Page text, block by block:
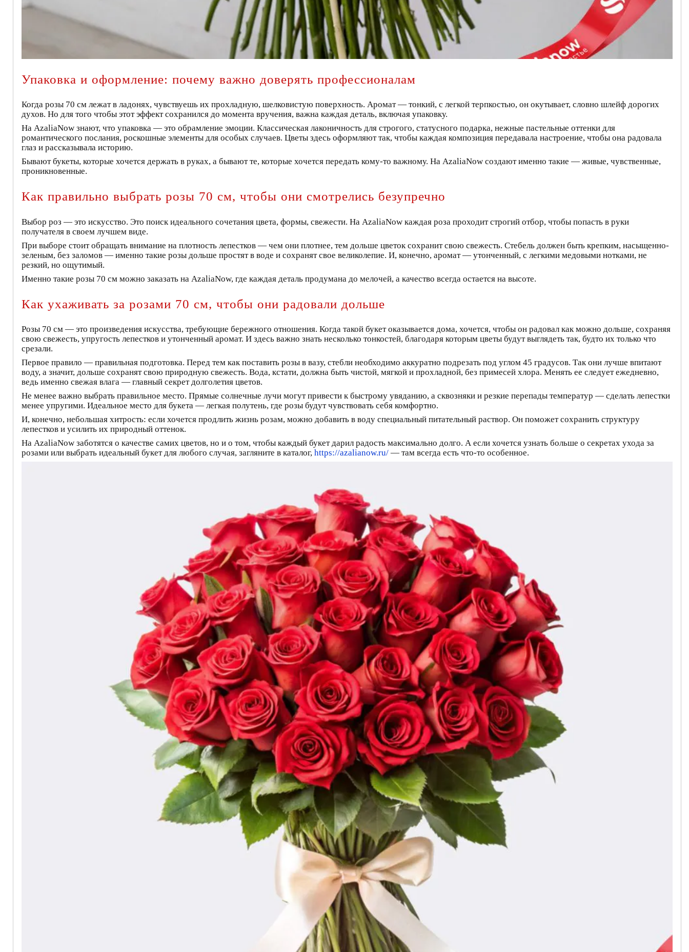
Упаковка и оформление: почему важно доверять профессионалам
Когда розы 70 см лежат в ладонях, чувствуешь их прохладную, шелковистую поверхность. Аромат — тонкий, с легкой терпкостью, он окутывает, словно шлейф дорогих
духов. Но для того чтобы этот эффект сохранился до момента вручения, важна каждая деталь, включая упаковку.
На AzaliaNow знают, что упаковка — это обрамление эмоции. Классическая лаконичность для строгого, статусного подарка, нежные пастельные оттенки для
романтического послания, роскошные элементы для особых случаев. Цветы здесь оформляют так, чтобы каждая композиция передавала настроение, чтобы она радовала
глаз и рассказывала историю.
Бывают букеты, которые хочется держать в руках, а бывают те, которые хочется передать кому-то важному. На AzaliaNow создают именно такие — живые, чувственные,
проникновенные.
Как правильно выбрать розы 70 см, чтобы они смотрелись безупречно
Выбор роз — это искусство. Это поиск идеального сочетания цвета, формы, свежести. На AzaliaNow каждая роза проходит строгий отбор, чтобы попасть в руки
получателя в своем лучшем виде.
При выборе стоит обращать внимание на плотность лепестков — чем они плотнее, тем дольше цветок сохранит свою свежесть. Стебель должен быть крепким, насыщенно-
зеленым, без заломов — именно такие розы дольше простят в воде и сохранят свое великолепие. И, конечно, аромат — утонченный, с легкими медовыми нотками, не
резкий, но ощутимый.
Именно такие розы 70 см можно заказать на AzaliaNow, где каждая деталь продумана до мелочей, а качество всегда остается на высоте.
Как ухаживать за розами 70 см, чтобы они радовали дольше
Розы 70 см — это произведения искусства, требующие бережного отношения. Когда такой букет оказывается дома, хочется, чтобы он радовал как можно дольше, сохраняя
свою свежесть, упругость лепестков и утонченный аромат. И здесь важно знать несколько тонкостей, благодаря которым цветы будут выглядеть так, будто их только что
срезали.
Первое правило — правильная подготовка. Перед тем как поставить розы в вазу, стебли необходимо аккуратно подрезать под углом 45 градусов. Так они лучше впитают
воду, а значит, дольше сохранят свою природную свежесть. Вода, кстати, должна быть чистой, мягкой и прохладной, без примесей хлора. Менять ее следует ежедневно,
ведь именно свежая влага — главный секрет долголетия цветов.
Не менее важно выбрать правильное место. Прямые солнечные лучи могут привести к быстрому увяданию, а сквозняки и резкие перепады температур — сделать лепестки
менее упругими. Идеальное место для букета — легкая полутень, где розы будут чувствовать себя комфортно.
И, конечно, небольшая хитрость: если хочется продлить жизнь розам, можно добавить в воду специальный питательный раствор. Он поможет сохранить структуру
лепестков и усилить их природный оттенок.
На AzaliaNow заботятся о качестве самих цветов, но и о том, чтобы каждый букет дарил радость максимально долго. А если хочется узнать больше о секретах ухода за
розами или выбрать идеальный букет для любого случая, загляните в каталог, https://azalianow.ru/ — там всегда есть что-то особенное.